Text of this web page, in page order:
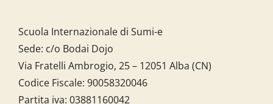
Scuola Internazionale di Sumi-e
Sede: c/o Bodai Dojo
Via Fratelli Ambrogio, 25 – 12051 Alba (CN)
Codice Fiscale: 90058320046
Partita iva: 03881160042